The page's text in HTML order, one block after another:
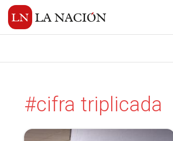
#cifra triplicada